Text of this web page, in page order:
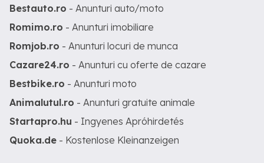
Bestauto.ro - Anunturi auto/moto
Romimo.ro - Anunturi imobiliare
Romjob.ro - Anunturi locuri de munca
Cazare24.ro - Anunturi cu oferte de cazare
Bestbike.ro - Anunturi moto
Animalutul.ro - Anunturi gratuite animale
Startapro.hu - Ingyenes Apróhirdetés
Quoka.de - Kostenlose Kleinanzeigen